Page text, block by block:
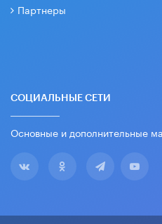
Партнеры
СОЦИАЛЬНЫЕ СЕТИ
Основные и дополнительные